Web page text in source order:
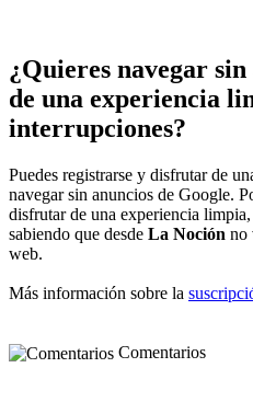
¿Quieres navegar
de una experiencia
interrupciones?
Puedes registrarse y disfrutar de
navegar sin anuncios de Google.
disfrutar de una experiencia
sabiendo que desde La Noción no
web.
Más información sobre la
Comentarios